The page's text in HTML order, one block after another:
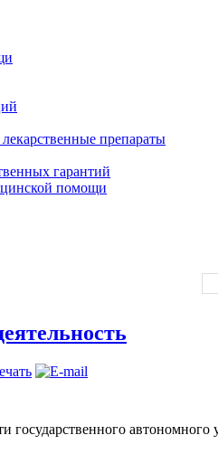
препараты
гарантий
помощи
государственного